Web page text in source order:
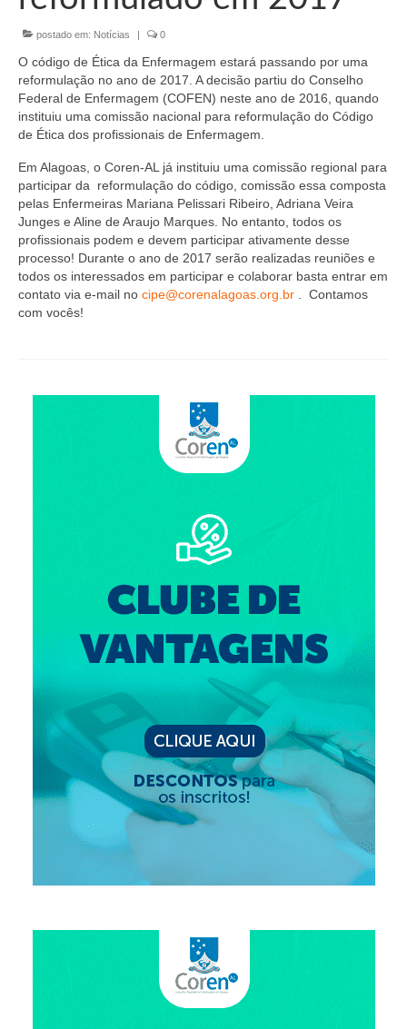
Conselheiros e Diretoria
Câmaras Técnicas
Carta de Serviços ao Cidadão
Transparência e Prestação de Contas
Eleições
Eleições Triênio 2027-2029
Eleições 2023
Responsabilidade Técnica
Decisões
Portarias
Desagravo Público
Processos Éticos
Censura Pública
Suspensão do Exercício Profissional
Para Você
Clube de Vantagens
Valores dos serviços
Reserva de auditório
postado em: Notícias | 0
O código de Ética da Enfermagem estará passando por uma
reformulação no ano de 2017. A decisão partiu do Conselho
Federal de Enfermagem (COFEN) neste ano de 2016, quando
instituiu uma comissão nacional para reformulação do Código
de Ética dos profissionais de Enfermagem.
Em Alagoas, o Coren-AL já instituiu uma comissão regional para
participar da reformulação do código, comissão essa composta
pelas Enfermeiras Mariana Pelissari Ribeiro, Adriana Veira
Junges e Aline de Araujo Marques. No entanto, todos os
profissionais podem e devem participar ativamente desse
processo! Durante o ano de 2017 serão realizadas reuniões e
todos os interessados em participar e colaborar basta entrar em
contato via e-mail no cipe@corenalagoas.org.br . Contamos
com vocês!